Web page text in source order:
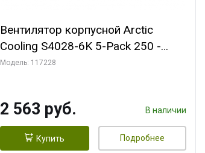
Вентилятор корпусной Arctic
Cooling S4028-6K 5-Pack 250 -
6000 rpm Dual Ball Bearing 4-Pin
Модель: 117228
2 563 руб. В наличии
Купить Подробнее